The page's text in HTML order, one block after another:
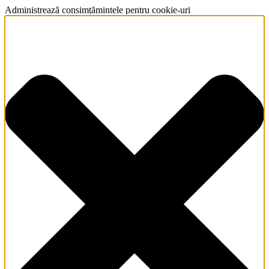
Administrează consimțămintele pentru cookie-uri